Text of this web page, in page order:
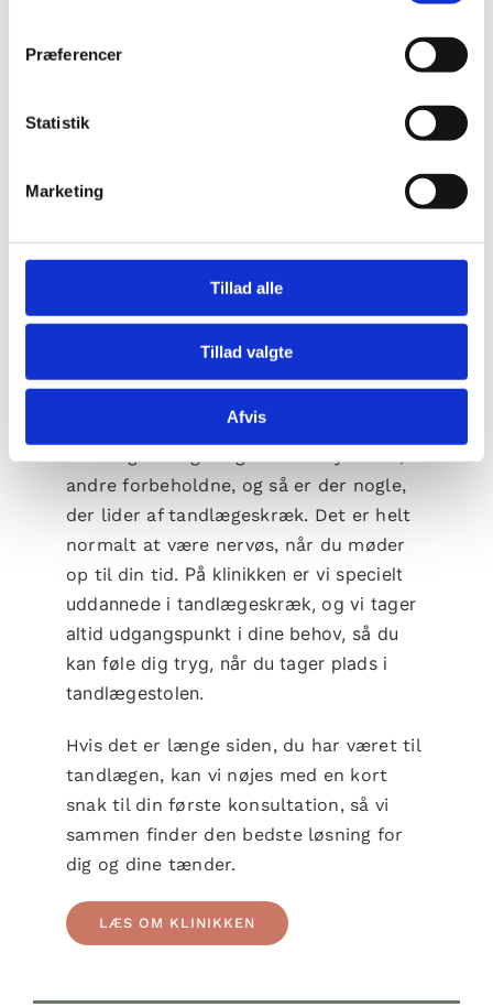
Præferencer
Statistik
Marketing
Tillad alle
Tillad valgte
Afvis
Folk er forskellige – og sådan er det
også, når det kommer til
andre forbeholdne, og så er der nogle,
der lider af tandlægeskræk. Det er helt
normalt at være nervøs, når du møder
op til din tid. På klinikken er vi specielt
uddannede i tandlægeskræk, og vi tager
altid udgangspunkt i dine behov, så du
kan føle dig tryg, når du tager plads i
tandlægestolen.
Hvis det er længe siden, du har været til
tandlægen, kan vi nøjes med en kort
snak til din første konsultation, så vi
sammen finder den bedste løsning for
dig og dine tænder.
LÆS OM KLINIKKEN